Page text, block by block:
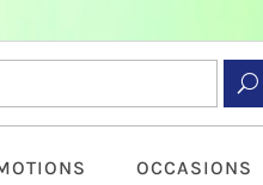
OCCASIONS